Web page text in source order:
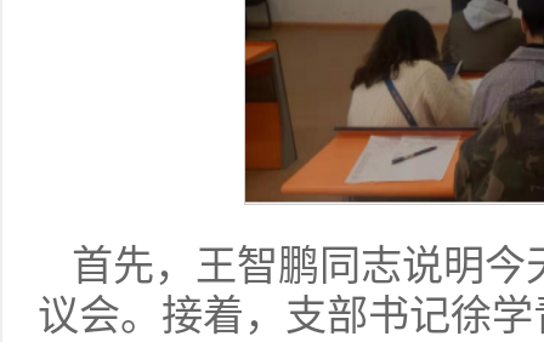
首先，王智鹏同志说明今
议会。接着，支部书记徐